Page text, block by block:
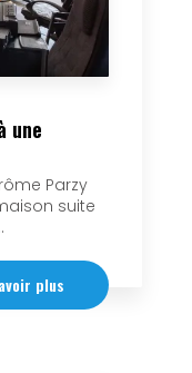
une
Parzy
suite
plus